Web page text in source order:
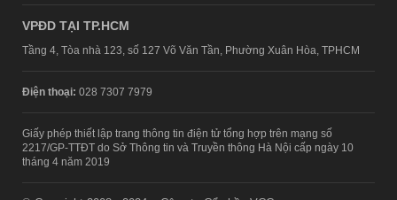
VPĐD TẠI TP.HCM
Tầng 4, Tòa nhà 123, số 127 Võ Văn Tần, Phường Xuân Hòa, TPHCM
Điện thoại: 028 7307 7979
Giấy phép thiết lập trang thông tin điện tử tổng hợp trên mạng số
2217/GP-TTĐT do Sở Thông tin và Truyền thông Hà Nội cấp ngày 10
tháng 4 năm 2019